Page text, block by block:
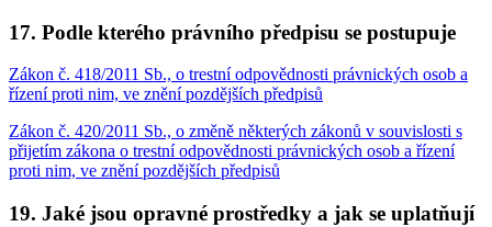
17. Podle kterého právního předpisu se postupuje
Zákon č. 418/2011 Sb., o trestní odpovědnosti právnických osob a
řízení proti nim, ve znění pozdějších předpisů
Zákon č. 420/2011 Sb., o změně některých zákonů v souvislosti s
přijetím zákona o trestní odpovědnosti právnických osob a řízení
proti nim, ve znění pozdějších předpisů
19. Jaké jsou opravné prostředky a jak se uplatňují